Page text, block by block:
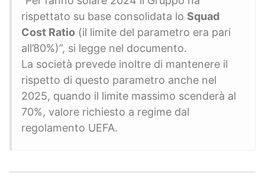
rispettato su base consolidata lo Squad
Cost Ratio (il limite del parametro era pari
all’80%)”, si legge nel documento.
La società prevede inoltre di mantenere il
rispetto di questo parametro anche nel
2025, quando il limite massimo scenderà al
70%, valore richiesto a regime dal
regolamento UEFA.